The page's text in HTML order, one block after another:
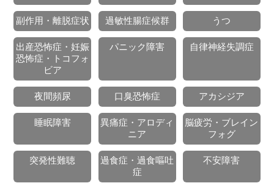
副作用・離脱症状 過敏性腸症候群 うつ
出産恐怖症・妊娠
恐怖症・トコフォ
ビア
パニック障害 自律神経失調症
夜間頻尿 口臭恐怖症 アカシジア
睡眠障害
異痛症・アロディ
ニア
脳疲労・ブレイン
フォグ
突発性難聴
過食症・過食嘔吐
症
不安障害